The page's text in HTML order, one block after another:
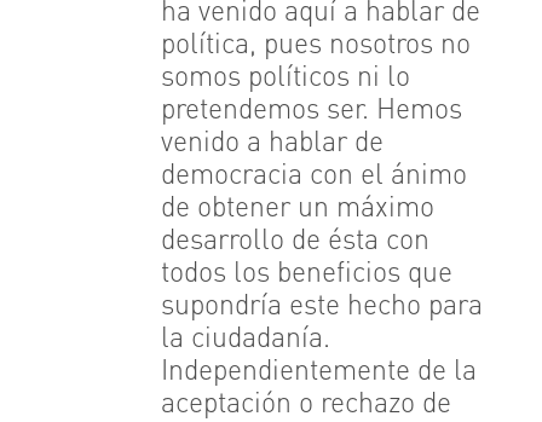
ha venido aquí a hablar de
política, pues nosotros no
somos políticos ni lo
pretendemos ser. Hemos
venido a hablar de
democracia con el ánimo
de obtener un máximo
desarrollo de ésta con
todos los beneficios que
supondría este hecho para
la ciudadanía.
Independientemente de la
aceptación o rechazo de